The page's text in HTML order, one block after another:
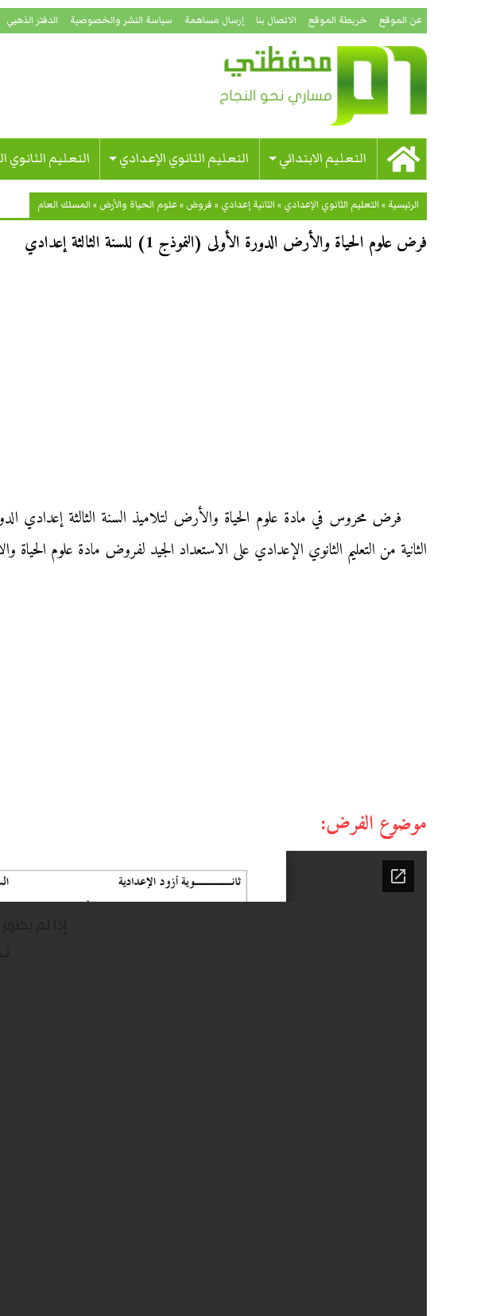
عن الموقع خريطة الموقع الاتصال بنا إرسال مساهمة سياسة النشر والخصوصية الدفتر الذهبي
التعليم الابتدائي التعليم الثانوي الإعدادي التعليم الثانوي
الرئيسية »التعليم الثانوي الإعدادي »الثانية إعدادي » فروض »علوم الحياة والأرض »المسلك العام
فرض علوم الحياة والأرض الدورة الأولى (النموذج 1) للسنة الثالثة إعدادي
الثانية من التعليم الثانوي الإعدادي على الاستعداد الجيد لفروض مادة علوم الحياة
موضوع الفرض: